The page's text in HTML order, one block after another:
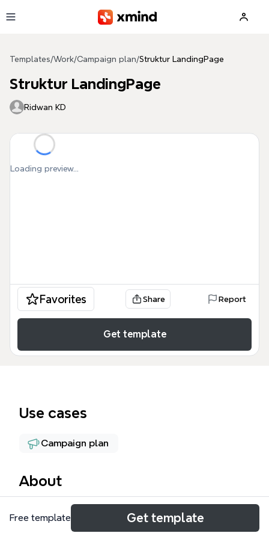
Templates/Work/Campaign plan/Struktur LandingPage
Struktur LandingPage
Ridwan KD
Loading preview...
Favorites Share Report
Get template
Use cases
Campaign plan
About
Struktur LandingPage mind map ini adalah panduan
komprehensif yang dirancang untuk pemasar digital,
Free template Get template